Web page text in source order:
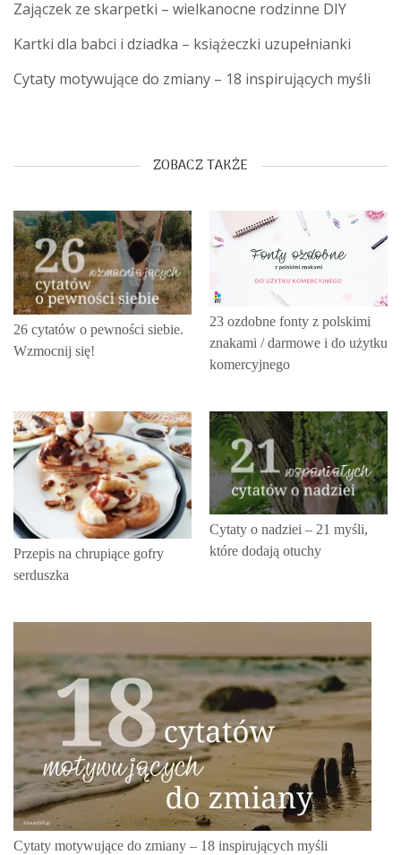
Zajączek ze skarpetki – wielkanocne rodzinne DIY
Kartki dla babci i dziadka – książeczki uzupełnianki
Cytaty motywujące do zmiany – 18 inspirujących myśli
ZOBACZ TAKŻE
26 cytatów o pewności siebie.
Wzmocnij się!
23 ozdobne fonty z polskimi
znakami / darmowe i do użytku
komercyjnego
Przepis na chrupiące gofry
serduszka
Cytaty o nadziei – 21 myśli,
które dodają otuchy
Cytaty motywujące do zmiany – 18 inspirujących myśli